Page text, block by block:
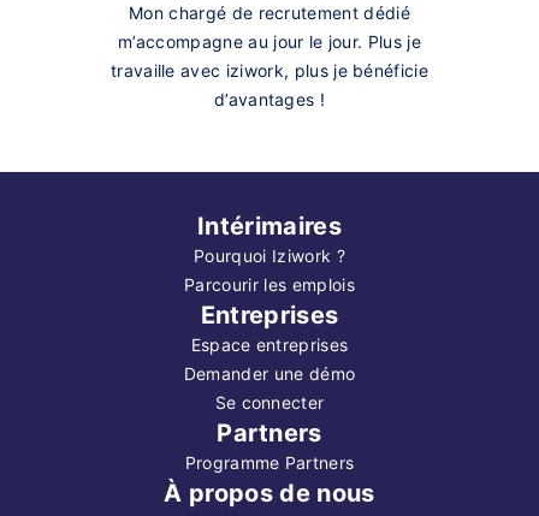
Mon chargé de recrutement dédié
m’accompagne au jour le jour. Plus je
travaille avec iziwork, plus je bénéficie
d’avantages !
Intérimaires
Pourquoi Iziwork ?
Parcourir les emplois
Entreprises
Espace entreprises
Demander une démo
Se connecter
Partners
Programme Partners
À propos de nous